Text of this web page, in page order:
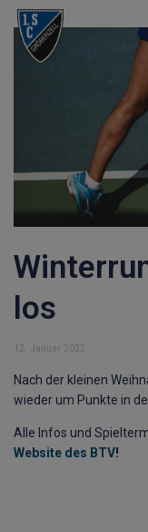
los
12. Januar 2022
Nach der kleinen
wieder um Punkte in
Alle Infos und
Website des BTV!